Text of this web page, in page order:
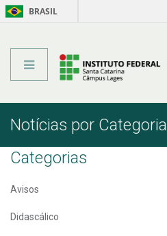
BRASIL
Notícias por Categoria
Categorias
Avisos
Didascálico